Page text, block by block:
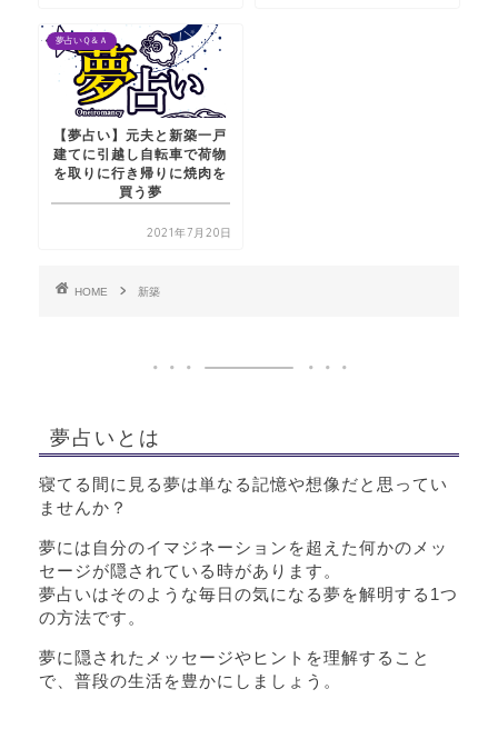
夢占いＱ＆Ａ
【夢占い】元夫と新築一戸
建てに引越し自転車で荷物
を取りに行き帰りに焼肉を
買う夢
2021年7月20日
HOME 新築
夢占いとは
寝てる間に見る夢は単なる記憶や想像だと思ってい
ませんか？
夢には自分のイマジネーションを超えた何かのメッ
セージが隠されている時があります。
夢占いはそのような毎日の気になる夢を解明する1つ
の方法です。
夢に隠されたメッセージやヒントを理解すること
で、普段の生活を豊かにしましょう。